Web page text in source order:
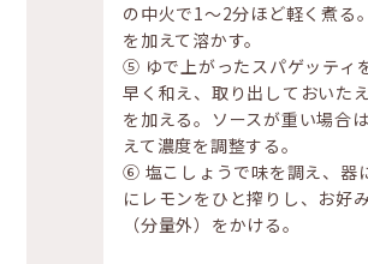
の中火で1〜2分ほど軽く煮る
を加えて溶かす。
⑤ ゆで上がったスパゲッティ
早く和え、取り出しておいた
を加える。ソースが重い場合
えて濃度を調整する。
⑥ 塩こしょうで味を調え、器
にレモンをひと搾りし、お好
（分量外）をかける。